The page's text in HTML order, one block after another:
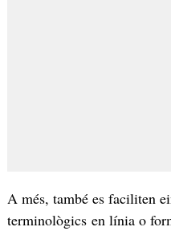
A més, també es faciliten
terminològics en línia o